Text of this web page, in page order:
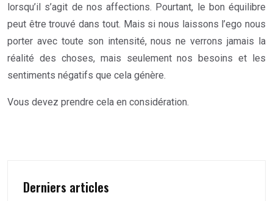
lorsqu’il s’agit de nos affections. Pourtant, le bon équilibre
peut être trouvé dans tout. Mais si nous laissons l’ego nous
porter avec toute son intensité, nous ne verrons jamais la
réalité des choses, mais seulement nos besoins et les
sentiments négatifs que cela génère.
Vous devez prendre cela en considération.
Derniers articles